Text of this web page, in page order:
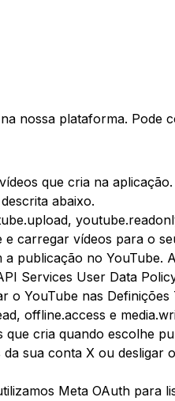
nossa plataforma. Pode
que cria na
abaixo.
carregar vídeos para o
publicação no YouTube.
Services User Data
o YouTube nas Definições
offline.access e
cria quando escolhe
sua conta X ou desligar
Meta OAuth para